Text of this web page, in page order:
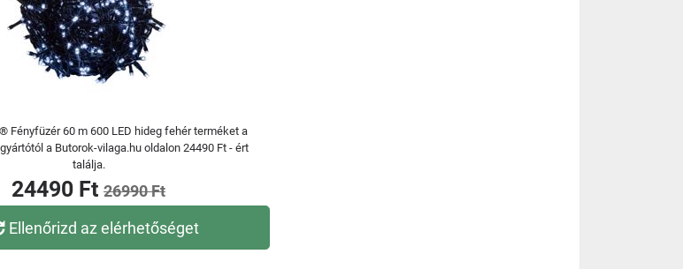
Fényfüzér 60 m 600 LED hideg fehér terméket a
a Butorok-vilaga.hu oldalon 24490 Ft - ért
találja.
24490 Ft 26990 Ft
Ellenőrizd az elérhetőséget